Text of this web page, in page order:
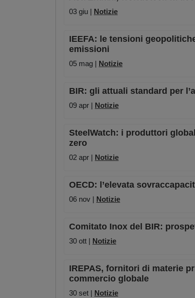
03 giu | Notizie
IEEFA: le tensioni
emissioni
05 mag | Notizie
BIR: gli attuali standard per
09 apr | Notizie
SteelWatch: i produttori
zero
02 apr | Notizie
OECD: l’elevata
06 nov | Notizie
Comitato Inox del BIR:
30 ott | Notizie
IREPAS, fornitori di materie
commercio globale
30 set | Notizie